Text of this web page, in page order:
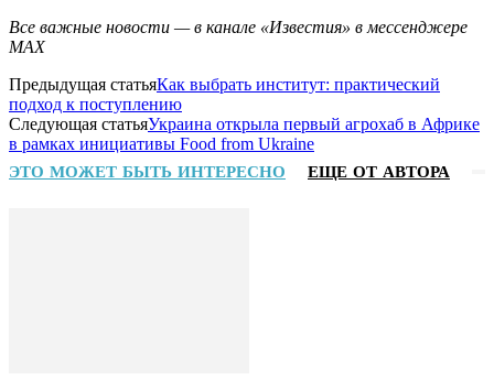
Все важные новости — в канале «Известия» в мессенджере
МАХ
Предыдущая статьяКак выбрать институт: практический
подход к поступлению
Следующая статьяУкраина открыла первый агрохаб в Африке
в рамках инициативы Food from Ukraine
ЭТО МОЖЕТ БЫТЬ ИНТЕРЕСНО ЕЩЕ ОТ АВТОРА